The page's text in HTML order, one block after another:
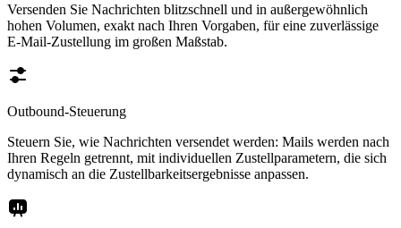
Versenden Sie Nachrichten blitzschnell und in außergewöhnlich
hohen Volumen, exakt nach Ihren Vorgaben, für eine zuverlässige
E-Mail-Zustellung im großen Maßstab.
Outbound-Steuerung
Steuern Sie, wie Nachrichten versendet werden: Mails werden nach
Ihren Regeln getrennt, mit individuellen Zustellparametern, die sich
dynamisch an die Zustellbarkeitsergebnisse anpassen.